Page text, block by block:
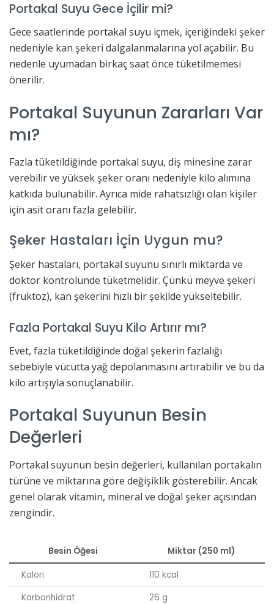
Portakal Suyu Gece İçilir mi?
Gece saatlerinde portakal suyu içmek, içeriğindeki şeker
nedeniyle kan şekeri dalgalanmalarına yol açabilir. Bu
nedenle uyumadan birkaç saat önce tüketilmemesi
önerilir.
Portakal Suyunun Zararları Var
mı?
Fazla tüketildiğinde portakal suyu, diş minesine zarar
verebilir ve yüksek şeker oranı nedeniyle kilo alımına
katkıda bulunabilir. Ayrıca mide rahatsızlığı olan kişiler
için asit oranı fazla gelebilir.
Şeker Hastaları İçin Uygun mu?
Şeker hastaları, portakal suyunu sınırlı miktarda ve
doktor kontrolünde tüketmelidir. Çünkü meyve şekeri
(fruktoz), kan şekerini hızlı bir şekilde yükseltebilir.
Fazla Portakal Suyu Kilo Artırır mı?
Evet, fazla tüketildiğinde doğal şekerin fazlalığı
sebebiyle vücutta yağ depolanmasını artırabilir ve bu da
kilo artışıyla sonuçlanabilir.
Portakal Suyunun Besin
Değerleri
Portakal suyunun besin değerleri, kullanılan portakalın
türüne ve miktarına göre değişiklik gösterebilir. Ancak
genel olarak vitamin, mineral ve doğal şeker açısından
zengindir.
Besin Öğesi Miktar (250 ml)
Kalori
110 kcal
Karbonhidrat
26 g